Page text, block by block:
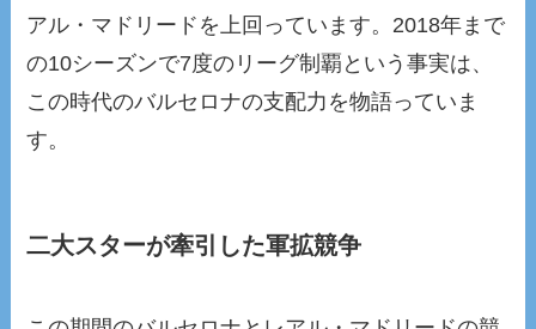
アル・マドリードを上回っています。2018年まで
の10シーズンで7度のリーグ制覇という事実は、
この時代のバルセロナの支配力を物語っていま
す。
二大スターが牽引した軍拡競争